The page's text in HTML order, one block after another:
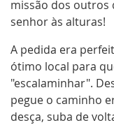
missão dos outros
senhor às alturas!
A pedida era
ótimo local para
"escalaminhar".
pegue o caminho
desça, suba de